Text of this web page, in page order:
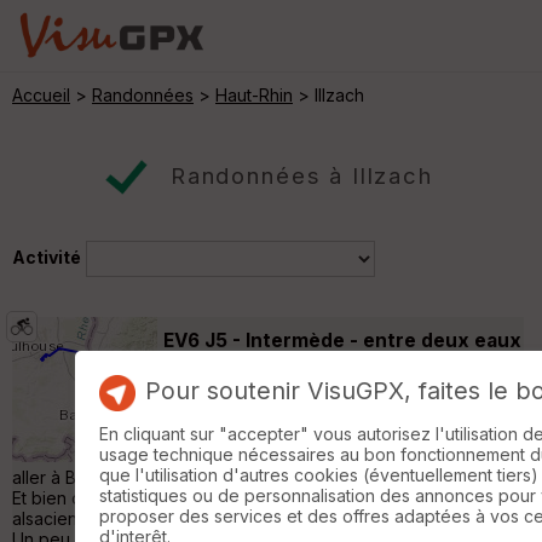
Accueil > Randonnées > Haut-Rhin > Illzach
Randonnées à Illzach
Activité
EV6 J5 - Intermède - entre deux eaux
Oulala, quelle journée. Visite de Mulhouse,
sympa. Puis je pars pour l'aventure. Pour
aller à Bâle, c'est tout droit, qu'on m'a dit à l'Office du tourisme.
Et bien oui. Droit le long du canal. Bon en fait c'est la Camargue
alsacienne. Après qq litres d'eau, il fait chaud, j'arrive à Bâle.
Pour soutenir VisuGPX, faites le
En cliquant sur "accepter" vous autorisez l'utilisation
usage technique nécessaires au bon fonctionnement
que l'utilisation d'autres cookies (éventuellement
statistiques ou de personnalisation des annonces pour
proposer des services et des offres adaptées à vos
d'interêt.